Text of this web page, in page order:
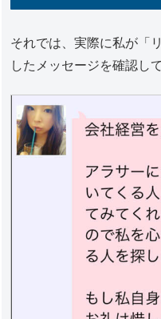
それでは、実際に私が「
したメッセージを確認し